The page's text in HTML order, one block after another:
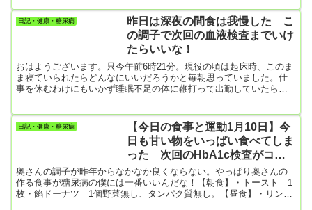
歩では追いつかないよ。でも、このあんぱん、本当に美味しい！甘
さが身にしみ込んでくるんだな。明日こそは止めようと思うのに次
の日が来るともう買ってしまっている。まあ、夕食ではご飯は食べ
日記・健康・糖尿病
昨日は深夜の間食は我慢した こ
の調子で次回の血液検査までいけ
たらいいな！
おはようございます。只今午前6時21分。現役の頃は起床時、このま
ま寝ていられたらどんなにいいだろうかと毎朝思っていました。仕
事を休むわけにもいかず睡眠不足の体に鞭打って出勤していたら、
まう。いったん目が覚めるともう二度寝できなくなってしまった。
今朝もトイレに５時半頃起きたらもう眠れない。まあ、加齢現象な
んだろうけど人生、思うようにはならないものです。それでこうし
日記・健康・糖尿病
【今日の食事と運動1月10日】今
日も甘い物をいっぱい食べてしま
った 次回のHbA1c検査がコワ
い！
奥さんの調子が昨年からなかなか良くならない。やっぱり奥さんの
作る食事が糖尿病の僕には一番いいんだな！【朝食】・トースト 1
枚・餡ドーナツ 1個野菜無し、タンパク質無し。【昼食】・リンゴ